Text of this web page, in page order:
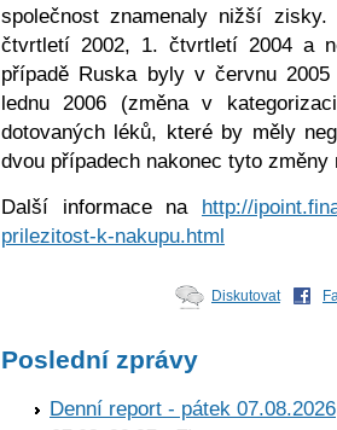
společnost znamenaly nižší
čtvrtletí 2002, 1. čtvrtletí 2004 a
případě Ruska byly v červnu
lednu 2006 (změna v
dotovaných léků, které by měly
dvou případech nakonec tyto změny
Další informace na http://
prilezitost-k-nakupu.html
Diskutovat
Poslední zprávy
Denní report - pátek 07.08.2026